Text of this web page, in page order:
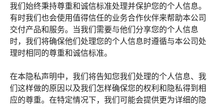
我们始终秉持尊重和诚信标准处理并保护您的个人信息。
有时我们也会使用值得信任的业务合作伙伴来帮助本公司
交付产品和服务。当我们需要与他们分享您的个人信息
时，我们将确保他们处理您的个人信息时遵循与本公司处
理时相同的尊重和诚信标准。
在本隐私声明中，我们将告知您我们处理的个人信息、我
们这样做的原因以及我们怎样确保您的权利和隐私得到相
应的尊重。在特定情况下，我们可能会提供更为详细的隐